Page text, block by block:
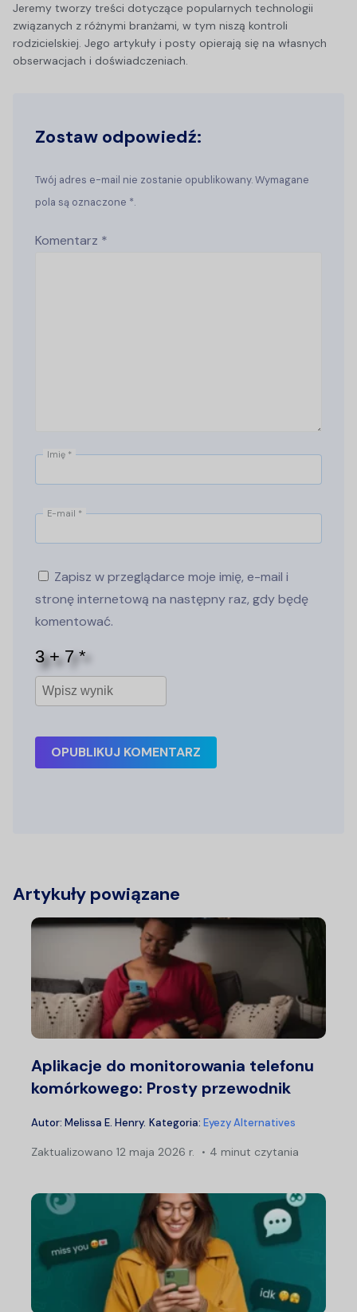
Jeremy tworzy treści dotyczące popularnych technologii
związanych z różnymi branżami, w tym niszą kontroli
rodzicielskiej. Jego artykuły i posty opierają się na własnych
obserwacjach i doświadczeniach.
Zostaw odpowiedź:
Twój adres e-mail nie zostanie opublikowany. Wymagane
pola są oznaczone *.
Komentarz *
Imię *
E-mail *
Zapisz w przeglądarce moje imię, e-mail i
stronę internetową na następny raz, gdy będę
komentować.
OPUBLIKUJ KOMENTARZ
Artykuły powiązane
Aplikacje do monitorowania telefonu
komórkowego: Prosty przewodnik
Autor: Melissa E. Henry. Kategoria: Eyezy Alternatives
Zaktualizowano 12 maja 2026 r. 4 minut czytania